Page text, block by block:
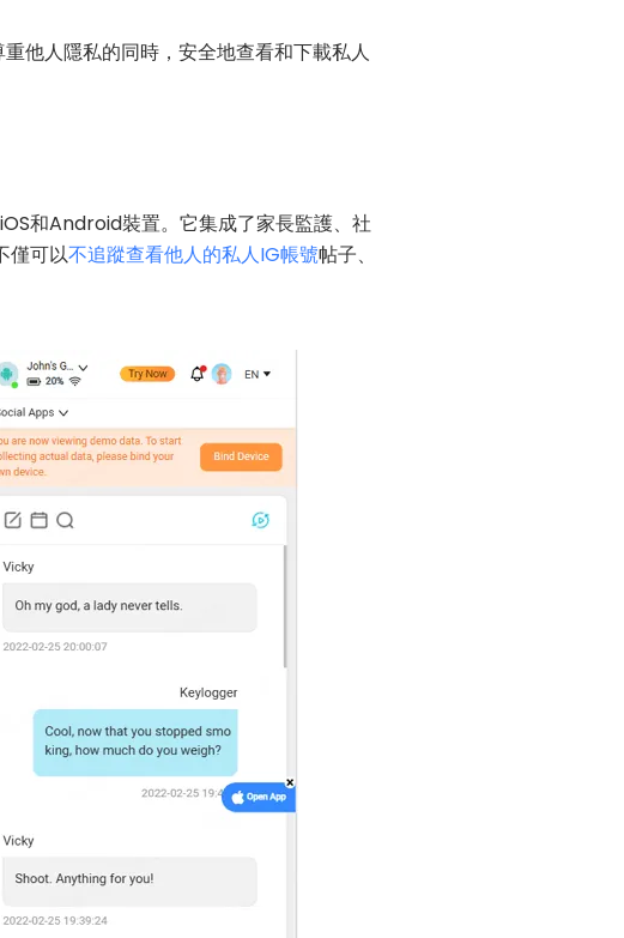
重他人隱私的同時，安全地查看和下載私人
和Android裝置。它集成了家長監護、社
僅可以不追蹤查看他人的私人IG帳號帖子、